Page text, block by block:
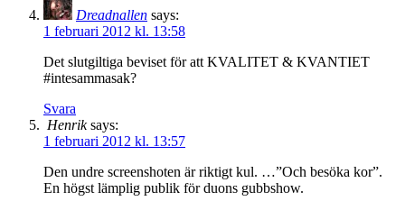
Dreadnallen says:
1 februari 2012 kl. 13:58
Det slutgiltiga beviset för att KVALITET & KVANTIET
#intesammasak?
Svara
Henrik says:
1 februari 2012 kl. 13:57
Den undre screenshoten är riktigt kul. …”Och besöka kor”.
En högst lämplig publik för duons gubbshow.